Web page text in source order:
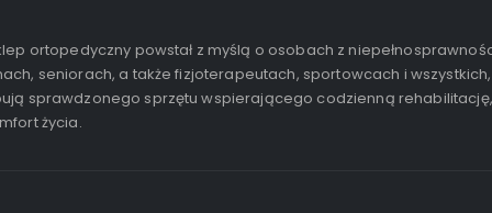
ortopedyczny powstał z myślą o osobach z
seniorach, a także fizjoterapeutach, sportowcach i
sprawdzonego sprzętu wspierającego codzienną
życia.